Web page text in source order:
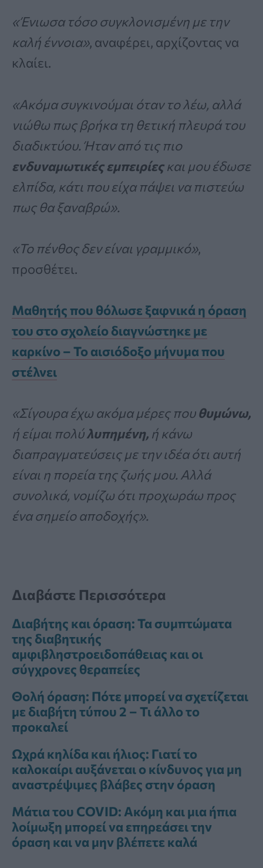
«Ένιωσα τόσο συγκλονισμένη με την
καλή έννοια», αναφέρει, αρχίζοντας να
κλαίει.
«Ακόμα συγκινούμαι όταν το λέω, αλλά
νιώθω πως βρήκα τη θετική πλευρά του
διαδικτύου. Ήταν από τις πιο
ενδυναμωτικές εμπειρίεςκαι μου έδωσε
ελπίδα, κάτι που είχα πάψει να πιστεύω
πως θα ξαναβρώ».
«Το πένθος δεν είναι γραμμικό»,
προσθέτει.
Μαθητής που θόλωσε ξαφνικά η όραση
του στο σχολείο διαγνώστηκε με
καρκίνο – Το αισιόδοξο μήνυμα που
στέλνει
«Σίγουρα έχω ακόμα μέρες πουθυμώνω,
ή είμαι πολύλυπημένη, ή κάνω
διαπραγματεύσεις με την ιδέα ότι αυτή
είναι η πορεία της ζωής μου. Αλλά
συνολικά, νομίζω ότι προχωράω προς
ένα σημείο αποδοχής».
Διαβάστε Περισσότερα
Διαβήτης και όραση: Τα συμπτώματα
της διαβητικής
αμφιβληστροειδοπάθειας και οι
σύγχρονες θεραπείες
Θολή όραση: Πότε μπορεί να σχετίζεται
με διαβήτη τύπου 2 – Τι άλλο το
προκαλεί
Ωχρά κηλίδα και ήλιος: Γιατί το
καλοκαίρι αυξάνεται ο κίνδυνος για μη
αναστρέψιμες βλάβες στην όραση
Μάτια του COVID: Ακόμη και μια ήπια
λοίμωξη μπορεί να επηρεάσει την
όραση και να μην βλέπετε καλά